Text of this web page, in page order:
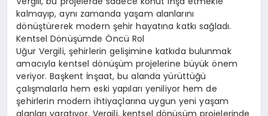
kalmayıp, aynı zamanda yaşam alanlarını
dönüştürerek modern şehir hayatına katkı sağladı.
Kentsel Dönüşümde Öncü Rol
Uğur Vergili, şehirlerin gelişimine katkıda bulunmak
amacıyla kentsel dönüşüm projelerine büyük önem
veriyor. Başkent İnşaat, bu alanda yürüttüğü
çalışmalarla hem eski yapıları yeniliyor hem de
şehirlerin modern ihtiyaçlarına uygun yeni yaşam